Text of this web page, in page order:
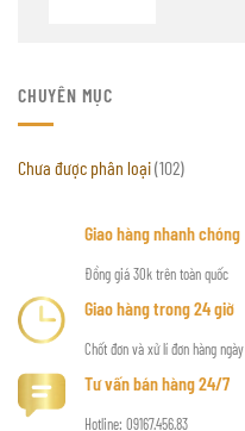
CHUYÊN MỤC
Chưa được phân loại(102)
Giao hàng nhanh chóng
Đồng giá 30k trên toàn quốc
Giao hàng trong 24 giờ
Chốt đơn và xử lí đơn hàng ngày
Tư vấn bán hàng 24/7
Hotline: 09167.456.83